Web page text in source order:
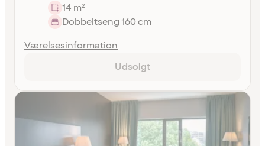
14 m²
Dobbeltseng 160 cm
Værelsesinformation
Udsolgt